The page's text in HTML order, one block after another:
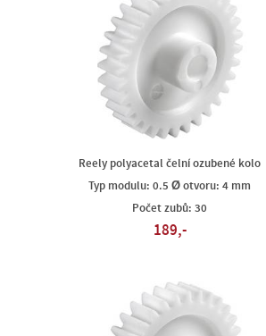
Reely polyacetal čelní ozubené kolo
Typ modulu: 0.5 Ø otvoru: 4 mm
Počet zubů: 30
189,-